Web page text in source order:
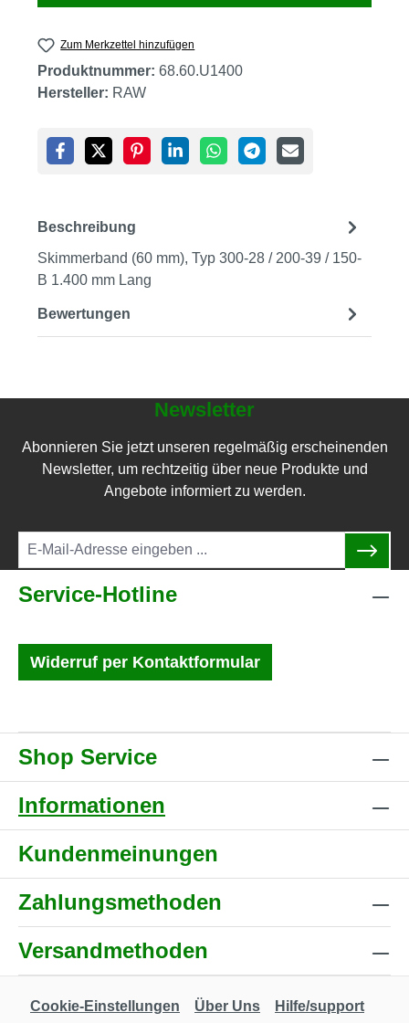
Zum Merkzettel hinzufügen
Produktnummer: 68.60.U1400
Hersteller: RAW
Beschreibung
Skimmerband (60 mm), Typ 300-28 / 200-39 / 150-
B 1.400 mm Lang
Bewertungen
Newsletter
Abonnieren Sie jetzt unseren regelmäßig erscheinenden
Newsletter, um rechtzeitig über neue Produkte und
Angebote informiert zu werden.
Service-Hotline
Widerruf per Kontaktformular
Shop Service
Informationen
Kundenmeinungen
Zahlungsmethoden
Versandmethoden
Cookie-Einstellungen Über Uns Hilfe/support